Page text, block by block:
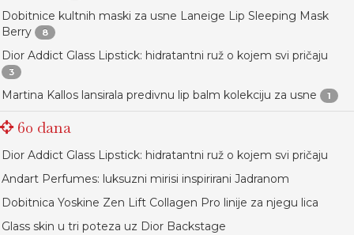
Dobitnice kultnih maski za usne Laneige Lip Sleeping Mask
Berry
8
Dior Addict Glass Lipstick: hidratantni ruž o kojem svi pričaju
3
Martina Kallos lansirala predivnu lip balm kolekciju za usne 1
60 dana
Dior Addict Glass Lipstick: hidratantni ruž o kojem svi pričaju
Andart Perfumes: luksuzni mirisi inspirirani Jadranom
Dobitnica Yoskine Zen Lift Collagen Pro linije za njegu lica
Glass skin u tri poteza uz Dior Backstage